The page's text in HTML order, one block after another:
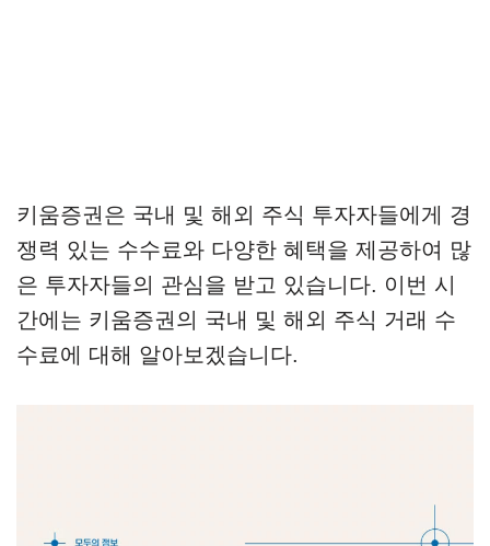
키움증권은 국내 및 해외 주식 투자자들에게 경
쟁력 있는 수수료와 다양한 혜택을 제공하여 많
은 투자자들의 관심을 받고 있습니다. 이번 시
간에는 키움증권의 국내 및 해외 주식 거래 수
수료에 대해 알아보겠습니다.